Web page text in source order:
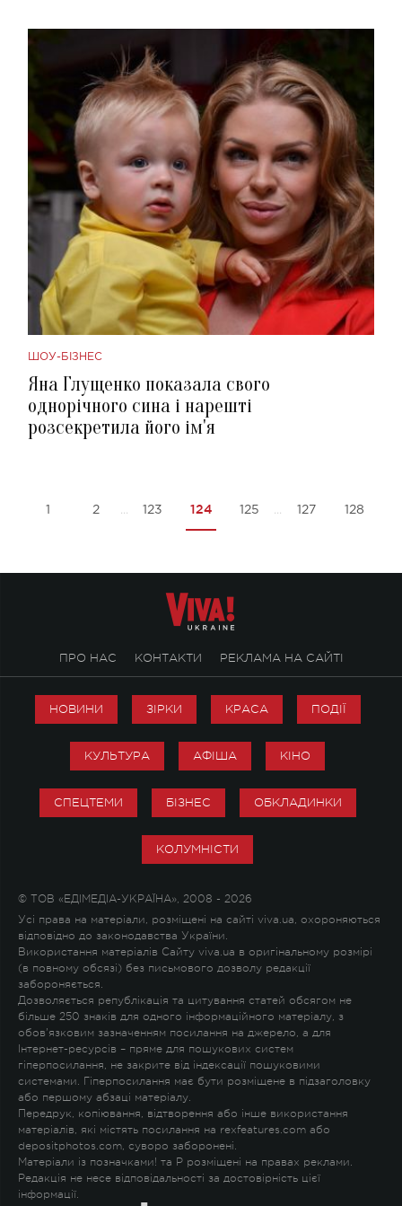
ШОУ-БІЗНЕС
Яна Глущенко показала свого
однорічного сина і нарешті
розсекретила його ім'я
2 123 124 125 127 128
ПРО НАС КОНТАКТИ РЕКЛАМА НА САЙТІ
НОВИНИ ЗІРКИ КРАСА ПОДІЇ
КУЛЬТУРА АФІША КІНО
СПЕЦТЕМИ БІЗНЕС ОБКЛАДИНКИ
КОЛУМНІСТИ
© ТОВ «ЕДІМЕДІА-УКРАЇНА», 2008 - 2026
Усі права на матеріали, розміщені на сайті viva.ua, охороняються
відповідно до законодавства України.
Використання матеріалів Сайту viva.ua в оригінальному розмірі
(в повному обсязі) без письмового дозволу редакції
забороняється.
Дозволяється републікація та цитування статей обсягом не
більше 250 знаків для одного інформаційного матеріалу, з
обов'язковим зазначенням посилання на джерело, а для
Інтернет-ресурсів – пряме для пошукових систем
гіперпосилання, не закрите від індексації пошуковими
системами. Гіперпосилання має бути розміщене в підзаголовку
або першому абзаці матеріалу.
Передрук, копіювання, відтворення або інше використання
матеріалів, які містять посилання на rexfeatures.com або
depositphotos.com, суворо заборонені.
Матеріали із позначками! та P розміщені на правах реклами.
Редакція не несе відповідальності за достовірність цієї
інформації.